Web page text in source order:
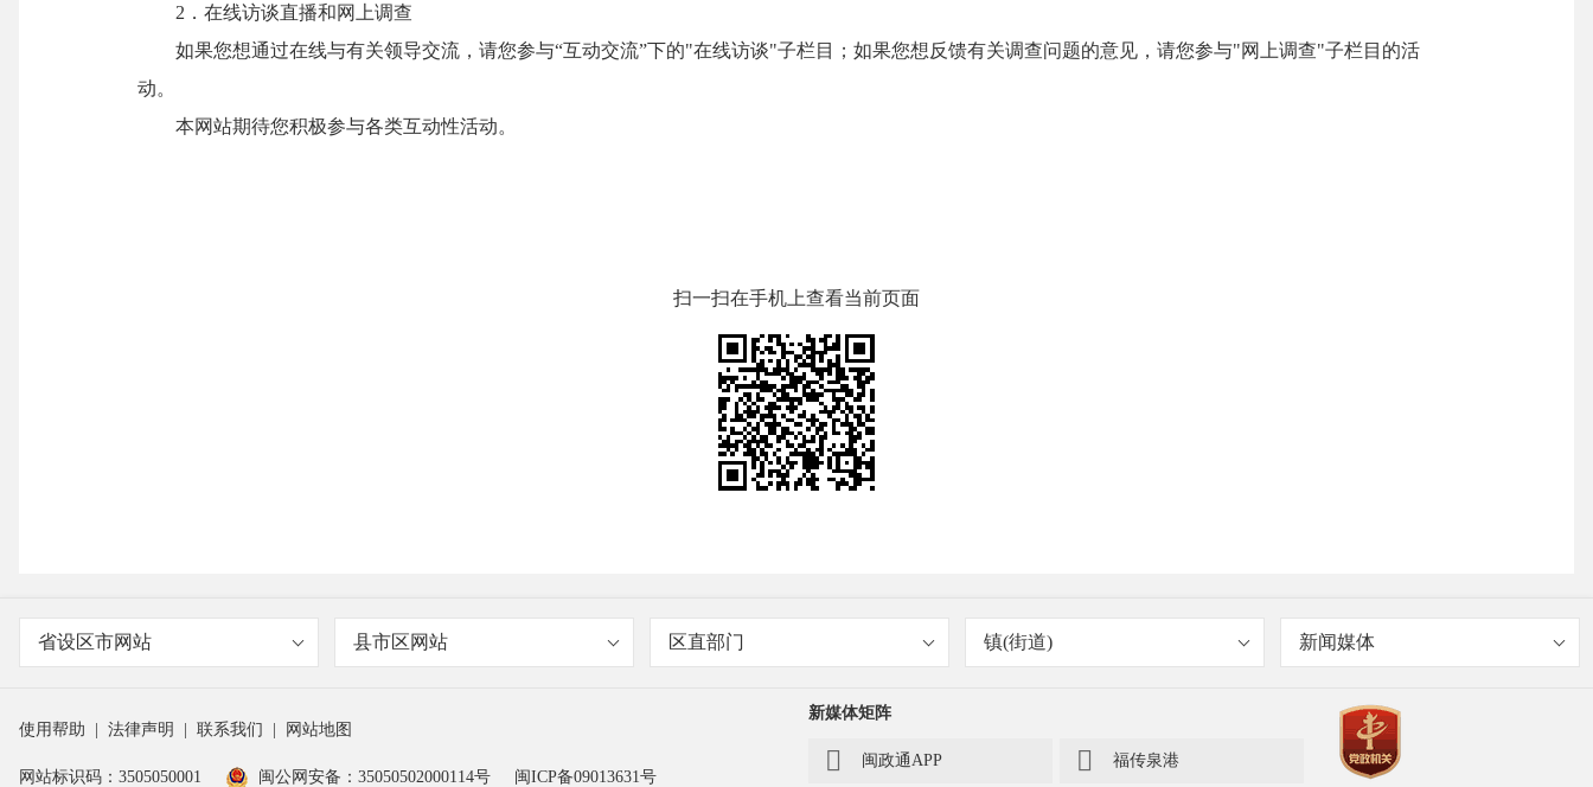
2 ．在线访谈直播和网上调查
如果您想通过在线与有关领导交流，请您参与“互动交流”下的"在线访谈"子栏目；如果您想反馈有关调查问题的意见，请您参与"网上调查"子栏目的活
动。
本网站期待您积极参与各类互动性活动。
扫一扫在手机上查看当前页面
省设区市网站 县市区网站 区直部门 镇(街道) 新闻媒体
使用帮助 法律声明 联系我们 网站地图
网站标识码：3505050001 闽公网安备：35050502000114号 闽ICP备09013631号
新媒体矩阵
 闽政通APP  福传泉港